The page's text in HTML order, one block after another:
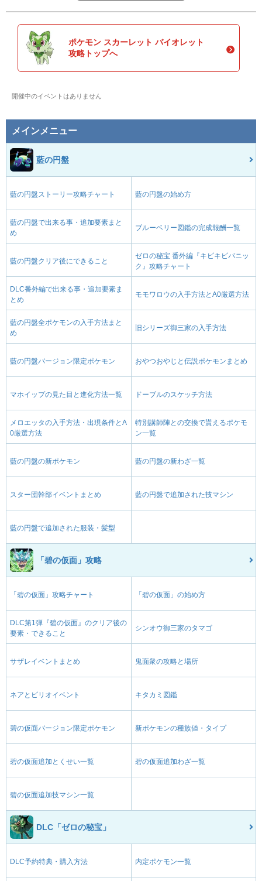
ポケモン スカーレット バイオレット
攻略トップへ
開催中のイベントはありません
メインメニュー
藍の円盤
藍の円盤ストーリー攻略チャート 藍の円盤の始め方
藍の円盤で出来る事・追加要素まと
め
ブルーベリー図鑑の完成報酬一覧
藍の円盤クリア後にできること
ゼロの秘宝 番外編『キビキビパニッ
ク』攻略チャート
DLC番外編で出来る事・追加要素ま
とめ
モモワロウの入手方法とA0厳選方法
藍の円盤全ポケモンの入手方法まと
め
旧シリーズ御三家の入手方法
藍の円盤バージョン限定ポケモン おやつおやじと伝説ポケモンまとめ
マホイップの見た目と進化方法一覧 ドーブルのスケッチ方法
メロエッタの入手方法・出現条件とA
0厳選方法
特別講師陣との交換で貰えるポケモ
ン一覧
藍の円盤の新ポケモン 藍の円盤の新わざ一覧
スター団幹部イベントまとめ 藍の円盤で追加された技マシン
藍の円盤で追加された服装・髪型
「碧の仮面」攻略
「碧の仮面」攻略チャート 「碧の仮面」の始め方
DLC第1弾『碧の仮面』のクリア後の
要素・できること
シンオウ御三家のタマゴ
サザレイベントまとめ 鬼面衆の攻略と場所
ネアとビリオイベント キタカミ図鑑
碧の仮面バージョン限定ポケモン 新ポケモンの種族値・タイプ
碧の仮面追加とくせい一覧 碧の仮面追加わざ一覧
碧の仮面追加技マシン一覧
DLC「ゼロの秘宝」
DLC予約特典・購入方法 内定ポケモン一覧